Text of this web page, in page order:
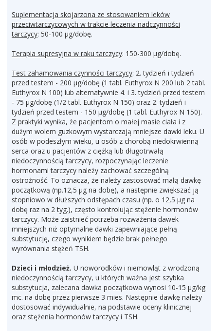
Suplementacja skojarzona ze stosowaniem leków
przeciwtarczycowych w trakcie leczenia nadczynności
tarczycy: 50-100 µg/dobę.
Terapia supresyjna w raku tarczycy: 150-300 µg/dobę.
Test zahamowania czynności tarczycy: 2. tydzień i tydzień
przed testem - 200 µg/dobę (1 tabl. Euthyrox N 200 lub 2 tabl.
Euthyrox N 100) lub alternatywnie 4. i 3. tydzień przed testem
- 75 µg/dobę (1/2 tabl. Euthyrox N 150) oraz 2. tydzień i
tydzień przed testem - 150 µg/dobę (1 tabl. Euthyrox N 150).
Z praktyki wynika, że pacjentom o małej masie ciała i z
dużym wolem guzkowym wystarczają mniejsze dawki leku. U
osób w podeszłym wieku, u osób z chorobą niedokrwienną
serca oraz u pacjentów z ciężką lub długotrwałą
niedoczynnością tarczycy, rozpoczynając leczenie
hormonami tarczycy należy zachować szczególną
ostrożność. To oznacza, że należy zastosować małą dawkę
początkową (np.12,5 µg na dobę), a następnie zwiększać ją
stopniowo w dłuższych odstępach czasu (np. o 12,5 µg na
dobę raz na 2 tyg.), często kontrolując stężenie hormonów
tarczycy. Może zaistnieć potrzeba rozważenia dawek
mniejszych niż optymalne dawki zapewniające pełną
substytucję, czego wynikiem będzie brak pełnego
wyrównania stężeń TSH.
Dzieci i młodzież. U noworodków i niemowląt z wrodzoną
niedoczynnością tarczycy, u których ważna jest szybka
substytucja, zalecana dawka początkowa wynosi 10-15 µg/kg
mc. na dobę przez pierwsze 3 mies. Następnie dawkę należy
dostosować indywidualnie, na podstawie oceny klinicznej
oraz stężenia hormonów tarczycy i TSH.